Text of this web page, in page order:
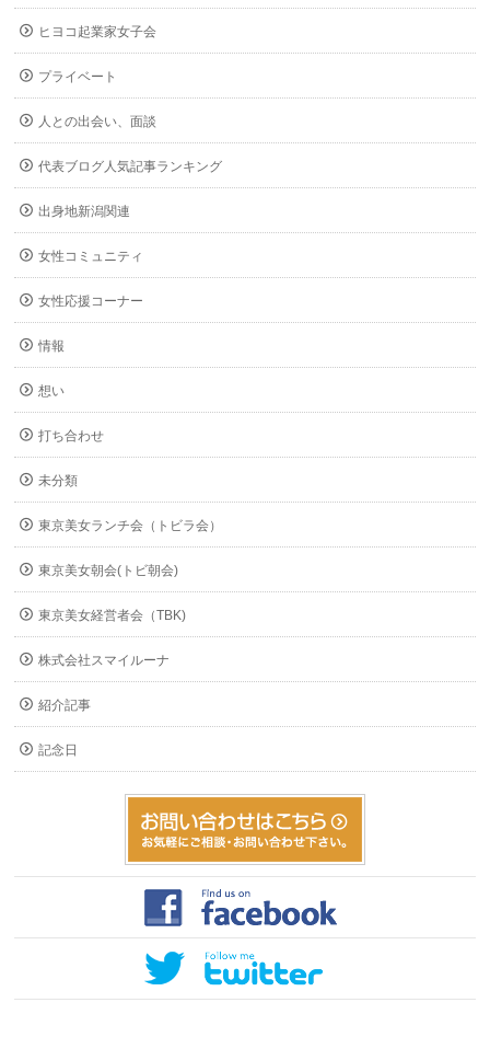
ヒヨコ起業家女子会
プライベート
人との出会い、面談
代表ブログ人気記事ランキング
出身地新潟関連
女性コミュニティ
女性応援コーナー
情報
想い
打ち合わせ
未分類
東京美女ランチ会（トビラ会）
東京美女朝会(トビ朝会)
東京美女経営者会（TBK)
株式会社スマイルーナ
紹介記事
記念日